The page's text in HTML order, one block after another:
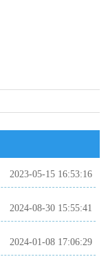
2023-05-15 16:53:16
2024-08-30 15:55:41
2024-01-08 17:06:29